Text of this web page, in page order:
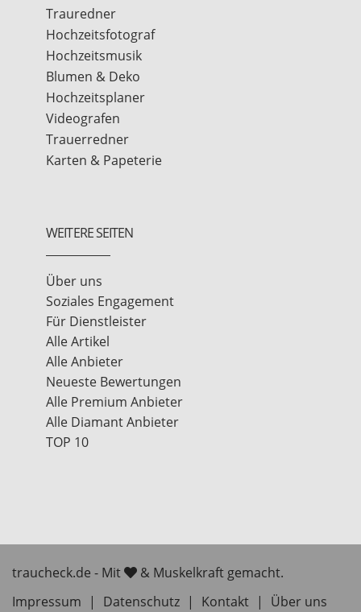
Trauredner
Hochzeitsfotograf
Hochzeitsmusik
Blumen & Deko
Hochzeitsplaner
Videografen
Trauerredner
Karten & Papeterie
WEITERE SEITEN
Über uns
Soziales Engagement
Für Dienstleister
Alle Artikel
Alle Anbieter
Neueste Bewertungen
Alle Premium Anbieter
Alle Diamant Anbieter
TOP 10
traucheck.de - Mit
& Muskelkraft gemacht.
Impressum
| Datenschutz | Kontakt | Über uns